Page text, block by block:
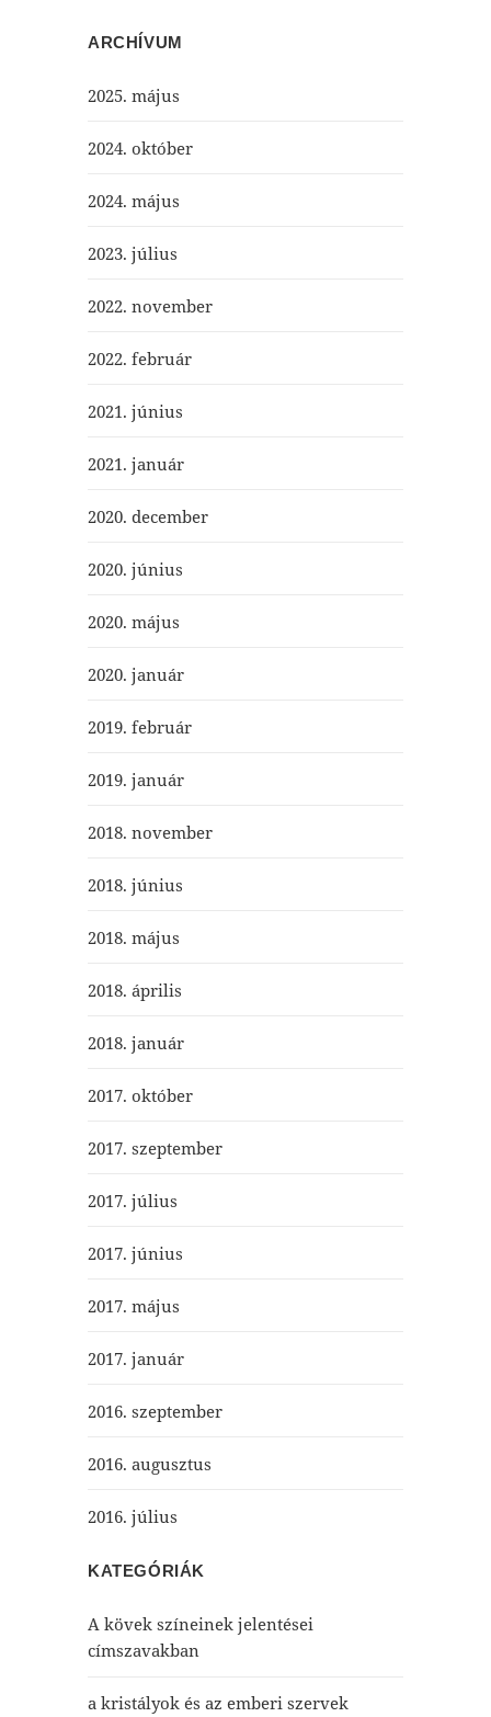
ARCHÍVUM
2025. május
2024. október
2024. május
2023. július
2022. november
2022. február
2021. június
2021. január
2020. december
2020. június
2020. május
2020. január
2019. február
2019. január
2018. november
2018. június
2018. május
2018. április
2018. január
2017. október
2017. szeptember
2017. július
2017. június
2017. május
2017. január
2016. szeptember
2016. augusztus
2016. július
KATEGÓRIÁK
A kövek színeinek jelentései
címszavakban
a kristályok és az emberi szervek